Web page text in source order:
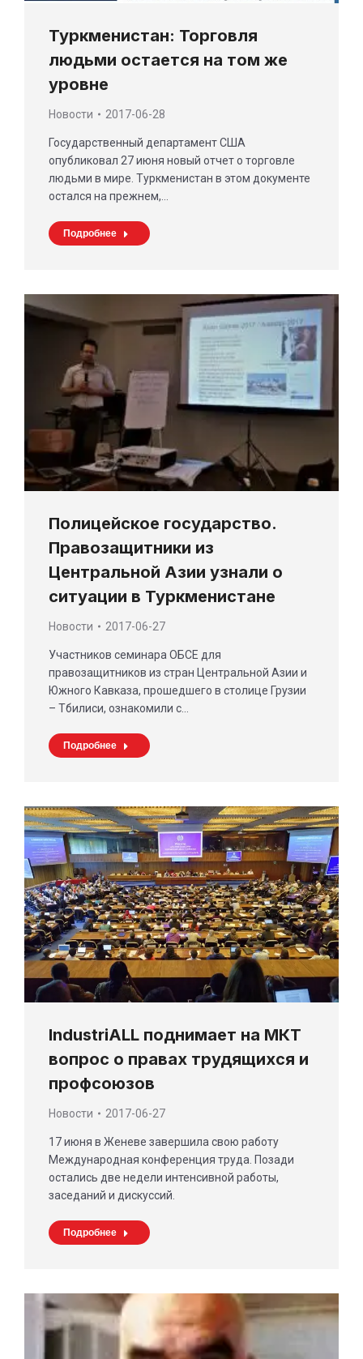
Туркменистан: Торговля
людьми остается на том же
уровне
Новости 2017-06-28
Государственный департамент США
опубликовал 27 июня новый отчет о торговле
людьми в мире. Туркменистан в этом документе
остался на прежнем,…
Подробнее
Полицейское государство.
Правозащитники из
Центральной Азии узнали о
ситуации в Туркменистане
Новости 2017-06-27
Участников семинара ОБСЕ для
правозащитников из стран Центральной Азии и
Южного Кавказа, прошедшего в столице Грузии
– Тбилиси, ознакомили с…
Подробнее
IndustriALL поднимает на МКТ
вопрос о правах трудящихся и
профсоюзов
Новости 2017-06-27
17 июня в Женеве завершила свою работу
Международная конференция труда. Позади
остались две недели интенсивной работы,
заседаний и дискуссий.
Подробнее